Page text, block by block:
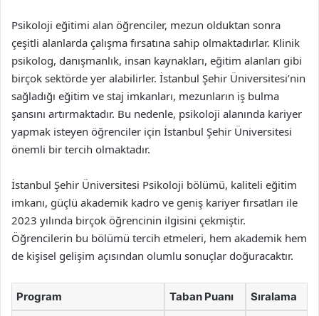
Psikoloji eğitimi alan öğrenciler, mezun olduktan sonra
çeşitli alanlarda çalışma fırsatına sahip olmaktadırlar. Klinik
psikolog, danışmanlık, insan kaynakları, eğitim alanları gibi
birçok sektörde yer alabilirler. İstanbul Şehir Üniversitesi’nin
sağladığı eğitim ve staj imkanları, mezunların iş bulma
şansını artırmaktadır. Bu nedenle, psikoloji alanında kariyer
yapmak isteyen öğrenciler için İstanbul Şehir Üniversitesi
önemli bir tercih olmaktadır.
İstanbul Şehir Üniversitesi Psikoloji bölümü, kaliteli eğitim
imkanı, güçlü akademik kadro ve geniş kariyer fırsatları ile
2023 yılında birçok öğrencinin ilgisini çekmiştir.
Öğrencilerin bu bölümü tercih etmeleri, hem akademik hem
de kişisel gelişim açısından olumlu sonuçlar doğuracaktır.
Program Taban Puanı Sıralama